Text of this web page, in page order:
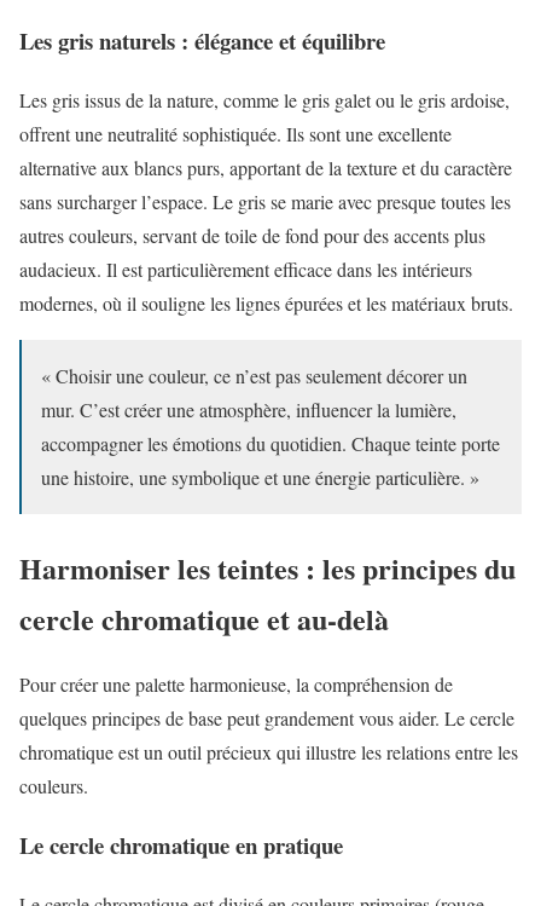
Les gris naturels : élégance et équilibre
Les gris issus de la nature, comme le gris galet ou le gris ardoise,
offrent une neutralité sophistiquée. Ils sont une excellente
alternative aux blancs purs, apportant de la texture et du caractère
sans surcharger l’espace. Le gris se marie avec presque toutes les
autres couleurs, servant de toile de fond pour des accents plus
audacieux. Il est particulièrement efficace dans les intérieurs
modernes, où il souligne les lignes épurées et les matériaux bruts.
« Choisir une couleur, ce n’est pas seulement décorer un
mur. C’est créer une atmosphère, influencer la lumière,
accompagner les émotions du quotidien. Chaque teinte porte
une histoire, une symbolique et une énergie particulière. »
Harmoniser les teintes : les principes du
cercle chromatique et au-delà
Pour créer une palette harmonieuse, la compréhension de
quelques principes de base peut grandement vous aider. Le cercle
chromatique est un outil précieux qui illustre les relations entre les
couleurs.
Le cercle chromatique en pratique